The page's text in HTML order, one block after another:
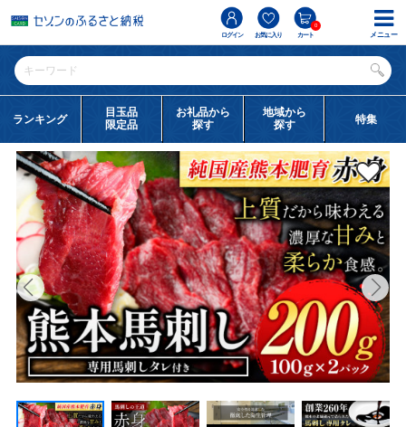
ログイン お気に入り カート
0
ランキング
目玉品
限定品
お礼品から
探す
地域から
探す
特集
メニュー